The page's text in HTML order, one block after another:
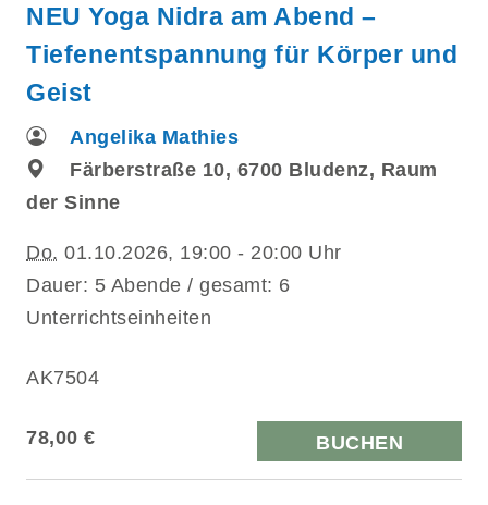
NEU Yoga Nidra am Abend –
Tiefenentspannung für Körper und
Geist
Angelika Mathies
Färberstraße 10, 6700 Bludenz, Raum
der Sinne
Do. 01.10.2026, 19:00 - 20:00 Uhr
Dauer: 5 Abende / gesamt: 6
Unterrichtseinheiten
AK7504
78,00 € BUCHEN